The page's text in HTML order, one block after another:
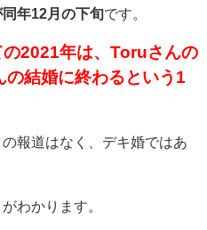
年12月の下旬です。
2021年は、Toruさんの
結婚に終わるという1
報道はなく、デキ婚ではあ
わかります。